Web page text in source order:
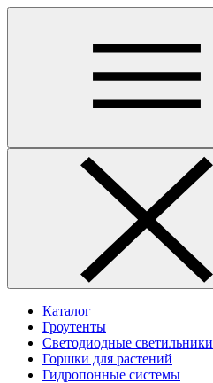
Каталог
Гроутенты
Светодиодные светильники
Горшки для растений
Гидропонные системы